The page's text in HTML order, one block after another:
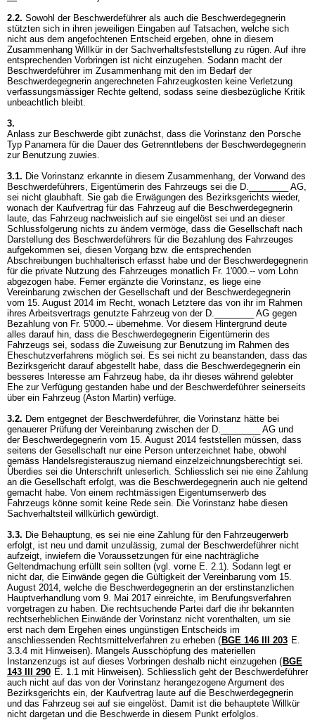
2.2. Sowohl der Beschwerdeführer als auch die Beschwerdegegnerin
stützten sich in ihren jeweiligen Eingaben auf Tatsachen, welche sich
nicht aus dem angefochtenen Entscheid ergeben, ohne in diesem
Zusammenhang Willkür in der Sachverhaltsfeststellung zu rügen. Auf ihre
entsprechenden Vorbringen ist nicht einzugehen. Sodann macht der
Beschwerdeführer im Zusammenhang mit den im Bedarf der
Beschwerdegegnerin angerechneten Fahrzeugkosten keine Verletzung
verfassungsmässiger Rechte geltend, sodass seine diesbezügliche Kritik
unbeachtlich bleibt.
3.
Anlass zur Beschwerde gibt zunächst, dass die Vorinstanz den Porsche
Typ Panamera für die Dauer des Getrenntlebens der Beschwerdegegnerin
zur Benutzung zuwies.
3.1. Die Vorinstanz erkannte in diesem Zusammenhang, der Vorwand des
Beschwerdeführers, Eigentümerin des Fahrzeugs sei die D.________ AG,
sei nicht glaubhaft. Sie gab die Erwägungen des Bezirksgerichts wieder,
wonach der Kaufvertrag für das Fahrzeug auf die Beschwerdegegnerin
laute, das Fahrzeug nachweislich auf sie eingelöst sei und an dieser
Schlussfolgerung nichts zu ändern vermöge, dass die Gesellschaft nach
Darstellung des Beschwerdeführers für die Bezahlung des Fahrzeuges
aufgekommen sei, diesen Vorgang bzw. die entsprechenden
Abschreibungen buchhalterisch erfasst habe und der Beschwerdegegnerin
für die private Nutzung des Fahrzeuges monatlich Fr. 1'000.-- vom Lohn
abgezogen habe. Ferner ergänzte die Vorinstanz, es liege eine
Vereinbarung zwischen der Gesellschaft und der Beschwerdegegnerin
vom 15. August 2014 im Recht, wonach Letztere das von ihr im Rahmen
ihres Arbeitsvertrags genutzte Fahrzeug von der D.________ AG gegen
Bezahlung von Fr. 5'000.-- übernehme. Vor diesem Hintergrund deute
alles darauf hin, dass die Beschwerdegegnerin Eigentümerin des
Fahrzeugs sei, sodass die Zuweisung zur Benutzung im Rahmen des
Eheschutzverfahrens möglich sei. Es sei nicht zu beanstanden, dass das
Bezirksgericht darauf abgestellt habe, dass die Beschwerdegegnerin ein
besseres Interesse am Fahrzeug habe, da ihr dieses während gelebter
Ehe zur Verfügung gestanden habe und der Beschwerdeführer seinerseits
über ein Fahrzeug (Aston Martin) verfüge.
3.2. Dem entgegnet der Beschwerdeführer, die Vorinstanz hätte bei
genauerer Prüfung der Vereinbarung zwischen der D.________ AG und
der Beschwerdegegnerin vom 15. August 2014 feststellen müssen, dass
seitens der Gesellschaft nur eine Person unterzeichnet habe, obwohl
gemäss Handelsregisterauszug niemand einzelzeichnungsberechtigt sei.
Überdies sei die Unterschrift unleserlich. Schliesslich sei nie eine Zahlung
an die Gesellschaft erfolgt, was die Beschwerdegegnerin auch nie geltend
gemacht habe. Von einem rechtmässigen Eigentumserwerb des
Fahrzeugs könne somit keine Rede sein. Die Vorinstanz habe diesen
Sachverhaltsteil willkürlich gewürdigt.
3.3. Die Behauptung, es sei nie eine Zahlung für den Fahrzeugerwerb
erfolgt, ist neu und damit unzulässig, zumal der Beschwerdeführer nicht
aufzeigt, inwiefern die Voraussetzungen für eine nachträgliche
Geltendmachung erfüllt sein sollten (vgl. vorne E. 2.1). Sodann legt er
nicht dar, die Einwände gegen die Gültigkeit der Vereinbarung vom 15.
August 2014, welche die Beschwerdegegnerin an der erstinstanzlichen
Hauptverhandlung vom 9. Mai 2017 einreichte, im Berufungsverfahren
vorgetragen zu haben. Die rechtsuchende Partei darf die ihr bekannten
rechtserheblichen Einwände der Vorinstanz nicht vorenthalten, um sie
erst nach dem Ergehen eines ungünstigen Entscheids im
anschliessenden Rechtsmittelverfahren zu erheben ( BGE 146 III 203 E.
3.3.4 mit Hinweisen). Mangels Ausschöpfung des materiellen
Instanzenzugs ist auf dieses Vorbringen deshalb nicht einzugehen ( BGE
143 III 290 E. 1.1 mit Hinweisen). Schliesslich geht der Beschwerdeführer
auch nicht auf das von der Vorinstanz herangezogene Argument des
Bezirksgerichts ein, der Kaufvertrag laute auf die Beschwerdegegnerin
und das Fahrzeug sei auf sie eingelöst. Damit ist die behauptete Willkür
nicht dargetan und die Beschwerde in diesem Punkt erfolglos.